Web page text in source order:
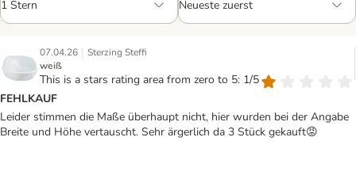
07.04.26 | Sterzing Steffi
weiß
This is a stars rating area from zero to 5: 1/5
FEHLKAUF
Leider stimmen die Maße überhaupt nicht, hier wurden bei der Angabe
Breite und Höhe vertauscht. Sehr ärgerlich da 3 Stück gekauft😡